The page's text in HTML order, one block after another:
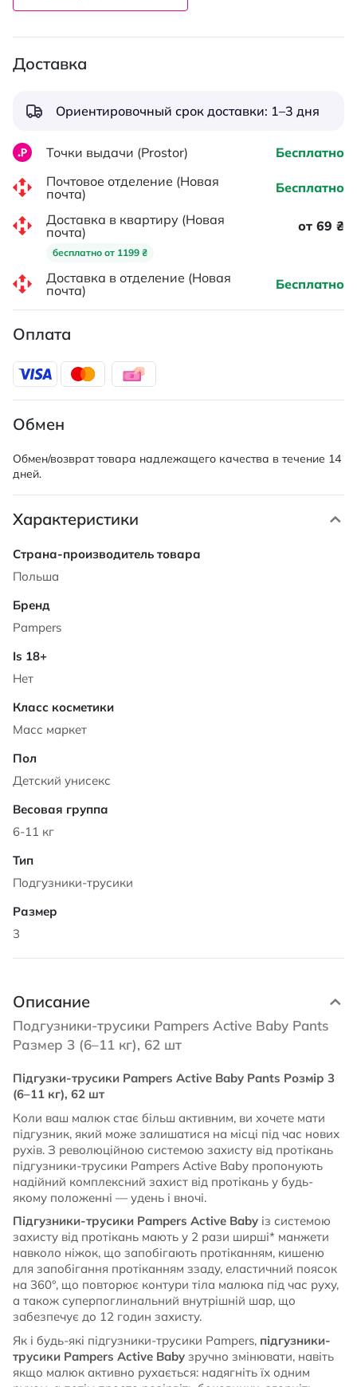
Доставка
Ориентировочный срок доставки: 1–3 дня
Точки выдачи (Prostor)
Бесплатно
Почтовое отделение (Новая
почта)
Бесплатно
Доставка в квартиру (Новая
почта)
бесплатно от 1199 ₴
от 69 ₴
Доставка в отделение (Новая
почта)
Бесплатно
Оплата
Обмен
Обмен/возврат товара надлежащего качества в течение 14
дней.
Характеристики
Характеристики
Польша
Pampers
Нет
Масс маркет
Детский унисекс
6-11 кг
Подгузники-трусики
3
Описание
Подгузники-трусики Pampers Active Baby Pants
Размер 3 (6–11 кг), 62 шт
Підгузки-трусики Pampers Active Baby Pants Розмір 3
(6–11 кг), 62 шт
Коли ваш малюк стає більш активним, ви хочете мати
підгузник, який може залишатися на місці під час нових
рухів. З революційною системою захисту від протікань
підгузники-трусики Pampers Active Baby пропонують
надійний комплексний захист від протікань у будь-
якому положенні — удень і вночі.
Підгузники-трусики Pampers Active Baby із системою
захисту від протікань мають у 2 рази ширші* манжети
навколо ніжок, що запобігають протіканням, кишеню
для запобігання протіканням ззаду, еластичний поясок
на 360°, що повторює контури тіла малюка під час руху,
а також суперпоглинальний внутрішній шар, що
забезпечує до 12 годин захисту.
Як і будь-які підгузники-трусики Pampers, підгузники-
трусики Pampers Active Baby зручно змінювати, навіть
якщо малюк активно рухається: надягніть їх одним